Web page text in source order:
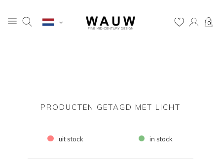
0
PRODUCTEN GETAGD MET LICHT
uit stock in stock